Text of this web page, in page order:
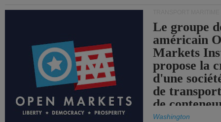
Le groupe
américain
Markets
propose la
d'une
de
de
Washington